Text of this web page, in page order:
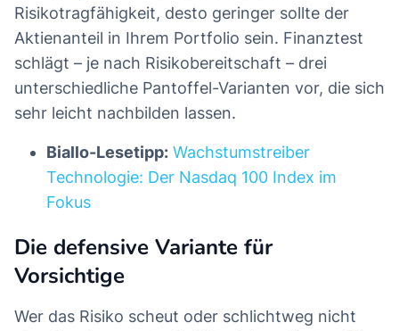
Risikotragfähigkeit, desto geringer sollte der
Aktienanteil in Ihrem Portfolio sein. Finanztest
schlägt – je nach Risikobereitschaft – drei
unterschiedliche Pantoffel-Varianten vor, die sich
sehr leicht nachbilden lassen.
Biallo-Lesetipp: Wachstumstreiber
Technologie: Der Nasdaq 100 Index im
Fokus
Die defensive Variante für
Vorsichtige
Wer das Risiko scheut oder schlichtweg nicht